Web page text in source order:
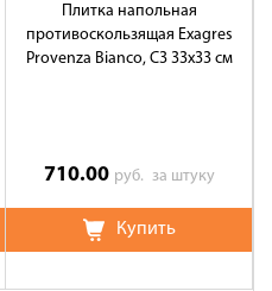
Плитка напольная
противоскользящая Exagres
Provenza Bianco, C3 33x33 см
710.00 руб. за штуку
Купить